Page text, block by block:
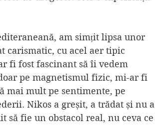
am simțit lipsa unor
carismatic, cu acel aer tipic
fi fost fascinant să îi vedem
pe magnetismul fizic, mi-ar fi
mai mult pe sentimente, pe
Nikos a greșit, a trădat și nu a
să fie un obstacol real, nu ceva ce